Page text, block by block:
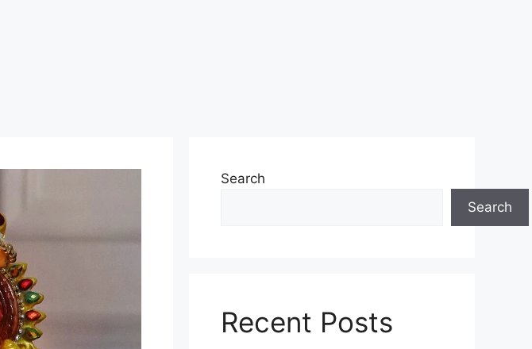
Search
Search
Recent Posts